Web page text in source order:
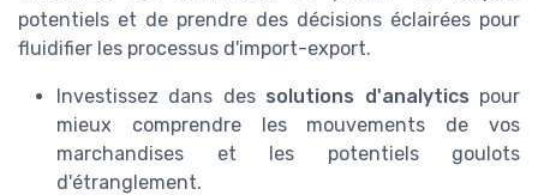
potentiels et de prendre des décisions éclairées pour
fluidifier les processus d'import-export.
Investissez dans des solutions d'analytics pour
mieux comprendre les mouvements de vos
marchandises et les potentiels goulots
d'étranglement.